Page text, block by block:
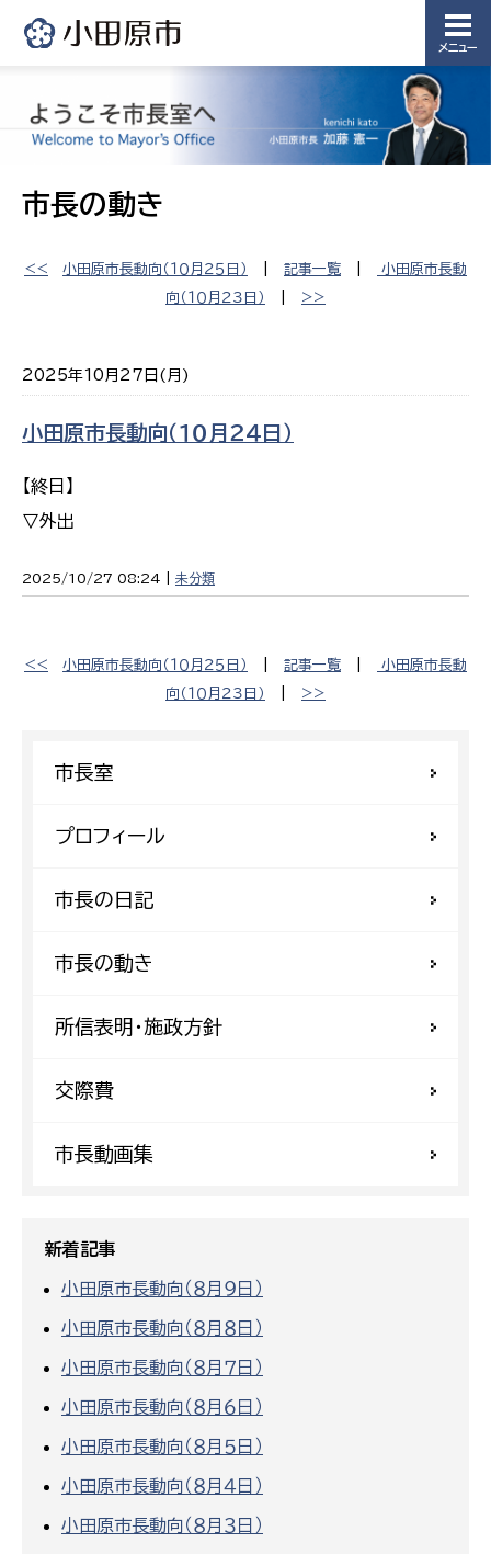
メニュー
市長の動き
<< 小田原市長動向（１０月２５日） 記事一覧
小田原市長動
向（１０月２３日）
>>
2025年10月27日(月)
小田原市長動向（１０月２４日）
【終日】
▽外出
2025/10/27 08:24 | 未分類
<< 小田原市長動向（１０月２５日） 記事一覧
小田原市長動
向（１０月２３日）
>>
市長室
プロフィール
市長の日記
市長の動き
所信表明・施政方針
交際費
市長動画集
新着記事
小田原市長動向（８月９日）
小田原市長動向（８月８日）
小田原市長動向（８月７日）
小田原市長動向（８月６日）
小田原市長動向（８月５日）
小田原市長動向（８月４日）
小田原市長動向（８月３日）